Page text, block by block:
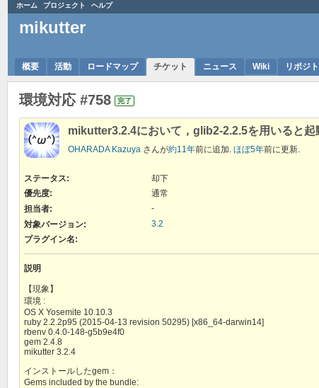
ホーム プロジェクト ヘルプ
mikutter
概要 活動 ロードマップ チケット ニュース Wiki リポジ
環境対応 #758 完了
mikutter3.2.4において，glib2-2.2.5を用いると起
OHARADA Kazuya さんが約11年前に追加. ほぼ5年前に更新.
ステータス:
却下
優先度:
通常
担当者:
-
対象バージョン:
3.2
プラグイン名:
説明
【現象】
環境 :
OS X Yosemite 10.10.3
ruby 2.2.2p95 (2015-04-13 revision 50295) [x86_64-darwin14]
rbenv 0.4.0-148-g5b9e4f0
gem 2.4.8
mikutter 3.2.4
インストールしたgem：
Gems included by the bundle: